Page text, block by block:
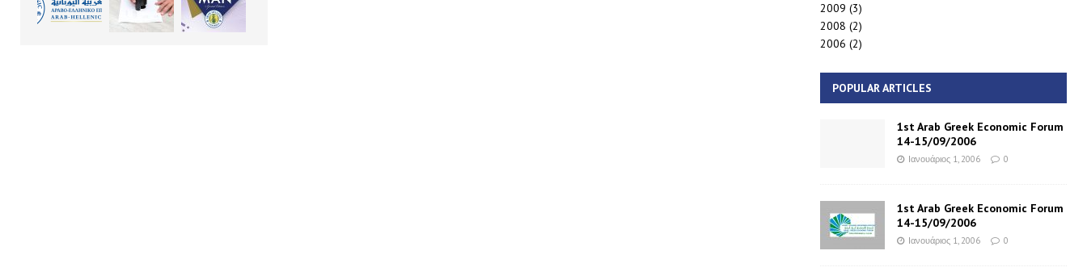
2009 (3)
2008 (2)
2006 (2)
POPULAR ARTICLES
1st Arab Greek Economic Forum
14-15/09/2006
Ιανουάριος 1, 2006 0
1st Arab Greek Economic Forum
14-15/09/2006
Ιανουάριος 1, 2006 0